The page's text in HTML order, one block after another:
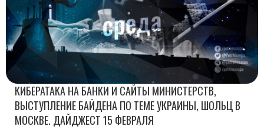
КИБЕРАТАКА НА БАНКИ И САЙТЫ МИНИСТЕРСТВ,
ВЫСТУПЛЕНИЕ БАЙДЕНА ПО ТЕМЕ УКРАИНЫ, ШОЛЬЦ В
МОСКВЕ. ДАЙДЖЕСТ 15 ФЕВРАЛЯ